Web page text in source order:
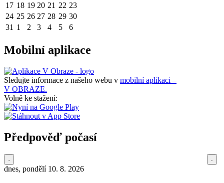
17 18 19 20 21 22 23
24 25 26 27 28 29 30
31 1 2 3 4 5 6
Mobilní aplikace
Sledujte informace z našeho webu v mobilní aplikaci –
V OBRAZE.
Volně ke stažení:
Předpověď počasí
dnes, pondělí 10. 8. 2026